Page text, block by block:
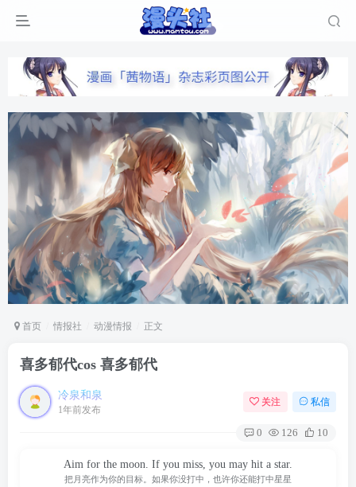
首页 情报社 动漫情报 正文
喜多郁代cos 喜多郁代
冷泉和泉
1年前发布
关注 私信
0 126 10
Aim for the moon. If you miss, you may hit a star.
把月亮作为你的目标。如果你没打中，也许你还能打中星星